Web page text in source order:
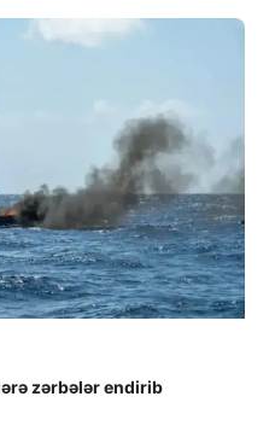
zərbələr endirib